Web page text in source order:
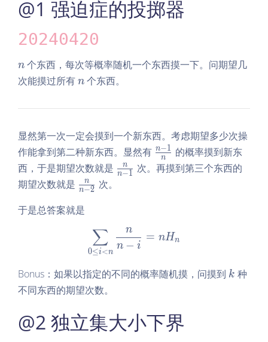
@1 强迫症的投掷器
20240420
n
n 个东西，每次等概率随机一个东西摸一下。问期望几
次能摸过所有n
n 个东西。
显然第一次一定会摸到一个新东西。考虑期望多少次操
作能拿到第二种新东西。显然有 \f
ra
n
n
n−1 的概率摸到新东
西，于是期望次数就是 \f
-
1}
n−1
n
次。再摸到第三个东西的
期望次数就是 \f
c
n−2
n
次。
于是总答案就是
\sum\limits_{0 \leq i <
0≤i<n
∑ n − i
n
= nHn
Bonus：如果以指定的不同的概率随机摸，问摸到 k
k 种
不同东西的期望次数。
@2 独立集大小下界